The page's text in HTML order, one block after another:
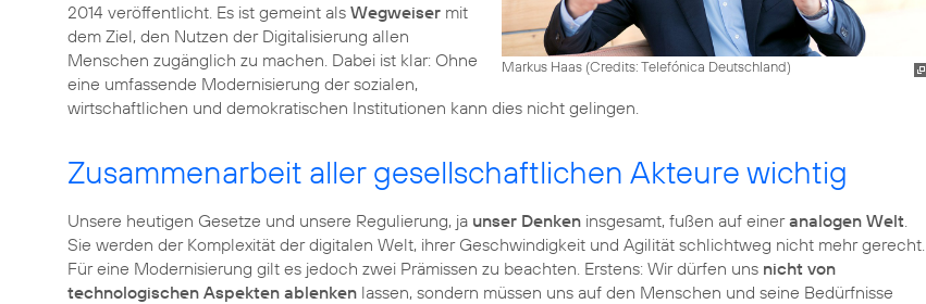
Markus Haas (Credits: Telefónica Deutschland)
2014 veröffentlicht. Es ist gemeint als Wegweiser mit
dem Ziel, den Nutzen der Digitalisierung allen
Menschen zugänglich zu machen. Dabei ist klar: Ohne
eine umfassende Modernisierung der sozialen,
wirtschaftlichen und demokratischen Institutionen kann dies nicht gelingen.
Zusammenarbeit aller gesellschaftlichen Akteure wichtig
Unsere heutigen Gesetze und unsere Regulierung, ja unser Denken insgesamt, fußen auf eineranalogen Welt.
Sie werden der Komplexität der digitalen Welt, ihrer Geschwindigkeit und Agilität schlichtweg nicht mehr gerecht.
Für eine Modernisierung gilt es jedoch zwei Prämissen zu beachten. Erstens: Wir dürfen uns nicht von
technologischen Aspekten ablenken lassen, sondern müssen uns auf den Menschen und seine Bedürfnisse